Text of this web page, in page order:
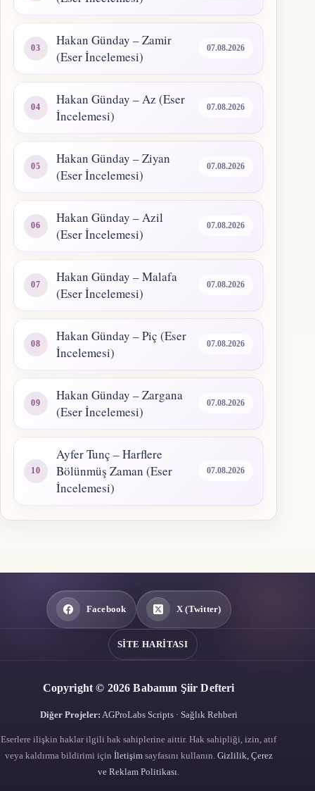
Hakan Günday – Zamir
(Eser İncelemesi)
07.08.2026
Hakan Günday – Az (Eser
İncelemesi)
07.08.2026
Hakan Günday – Ziyan
(Eser İncelemesi)
07.08.2026
Hakan Günday – Azil
(Eser İncelemesi)
07.08.2026
Hakan Günday – Malafa
(Eser İncelemesi)
07.08.2026
Hakan Günday – Piç (Eser
İncelemesi)
07.08.2026
Hakan Günday – Zargana
(Eser İncelemesi)
07.08.2026
Ayfer Tunç – Harflere
Bölünmüş Zaman (Eser
İncelemesi)
07.08.2026
Facebook X (Twitter)
SITE HARITASI
Copyright © 2026 Babamın Şiir Defteri
Diğer Projeler: AGProLabs Scripts · Sağlık Rehberi
Eserlere ilişkin haklar ilgili hak sahiplerine aittir. Hak sahipliği, izin, atıf
veya kaldırma bildirimi için İletişimsayfasını kullanın. Gizlilik, Çerez
ve Reklam Politikası